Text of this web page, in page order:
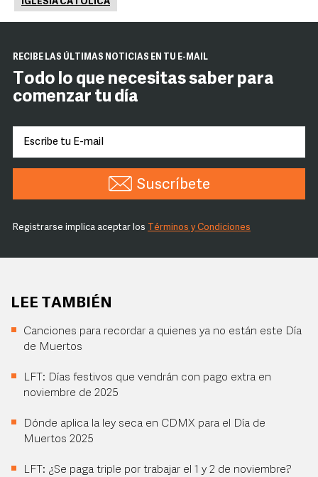
RECIBE LAS ÚLTIMAS NOTICIAS EN TU E-MAIL
Todo lo que necesitas saber para
comenzar tu día
Suscríbete
Registrarse implica aceptar los Términos y Condiciones
LEE TAMBIÉN
Canciones para recordar a quienes ya no están este Día
de Muertos
LFT: Días festivos que vendrán con pago extra en
noviembre de 2025
Dónde aplica la ley seca en CDMX para el Día de
Muertos 2025
LFT: ¿Se paga triple por trabajar el 1 y 2 de noviembre?